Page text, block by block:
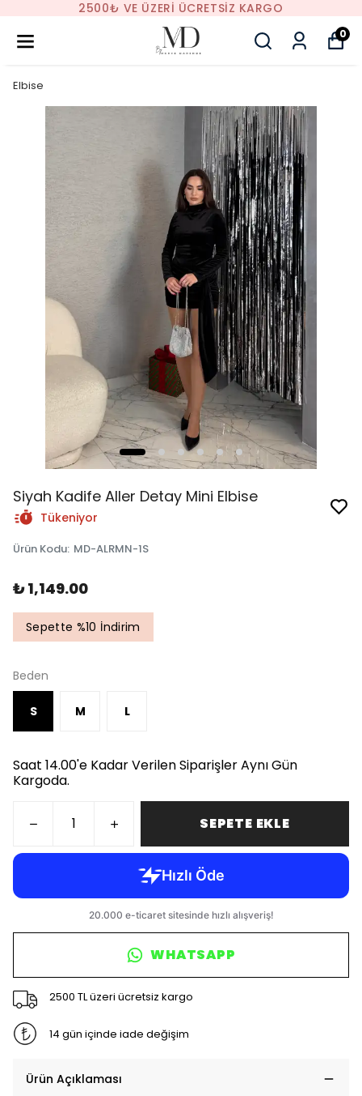
2500₺ VE ÜZERI ÜCRETSIZ KARGO
0
Elbise
Siyah Kadife Aller Detay Mini Elbise
Tükeniyor
Ürün Kodu: MD-ALRMN-1S
₺ 1,149.00
Sepette %10 İndirim
Beden
S M L
Saat 14.00'e Kadar Verilen Siparişler Aynı Gün
Kargoda.
SEPETE EKLE
WHATSAPP
2500 TL üzeri ücretsiz kargo
14 gün içinde iade değişim
Ürün Açıklaması